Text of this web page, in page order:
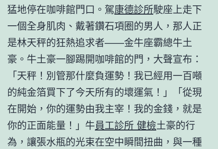
猛地停在咖啡館門口。駕康德診所駛座上走下
一個全身肌肉、戴著鑽石項圈的男人，那人正
是林天秤的狂熱追求者——金牛座霸總牛土
豪。牛土豪一腳踢開咖啡館的門，大聲宣布：
「天秤！別管那什麼負運勢！我已經用一百噸
的純金箔買下了今天所有的壞運氣！」「從現
在開始，你的運勢由我主宰！我的金錢，就是
你的正面能量！」牛員工診所 健檢土豪的行
為，讓張水瓶的光束在空中瞬間扭曲，與一種